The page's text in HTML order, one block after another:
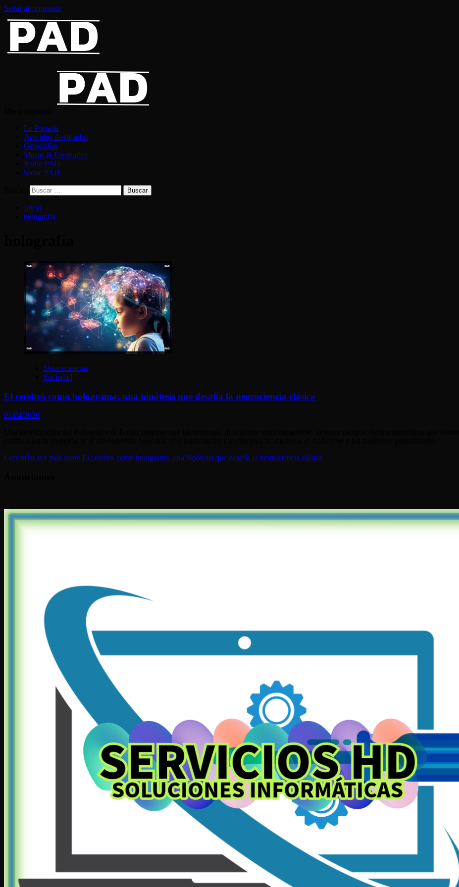
Saltar al contenido
En Portada
Artículos destacados
Geografías
Musas & Escenarios
Radio PAD
Sobre PAD
Inicio
holografía
Neurociencias
Sociedad
El cerebro como holograma: una hipótesis que desafía la neurociencia clásica
01/04/2026
Leer másLeer más sobre El cerebro como holograma: una hipótesis que desafía la neurociencia clásica